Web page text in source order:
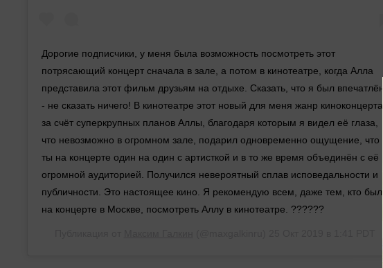
Дорогие подписчики, у меня была возможность посмотреть этот
потрясающий концерт сначала в зале, а потом в кинотеатре, когда Алла
представила этот фильм друзьям на отдыхе. Сказать, что я был впечатлён
- не сказать ничего! В кинотеатре этот новый для меня жанр киноконцерта
за счёт суперкрупных планов Аллы, благодаря которым я видел её глаза,
что невозможно в огромном зале, подарил одновременно ощущение, что
ты на концерте один на один с артисткой и в то же время объединён с её
огромной аудиторией. Получился невероятный сплав исповедальности и
публичности. Это настоящее кино. Я рекомендую всем, даже тем, кто был
на концерте в Москве, посмотреть Аллу в кинотеатре. ??????